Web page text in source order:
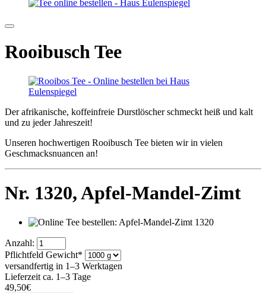
Rooibusch Tee
Der afrikanische, koffeinfreie Durstlöscher schmeckt heiß und kalt
und zu jeder Jahreszeit!
Unseren hochwertigen Rooibusch Tee bieten wir in vielen
Geschmacksnuancen an!
Nr. 1320,Apfel-Mandel-Zimt
Anzahl:
Pflichtfeld Gewicht*
versandfertig in 1–3 Werktagen
Lieferzeit ca. 1–3 Tage
49,50€